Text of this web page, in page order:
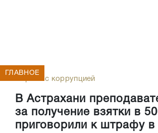
Борьба с коррупцией
В Астрахани
за получение взятки в
приговорили к штрафу в
ГЛАВНОЕ